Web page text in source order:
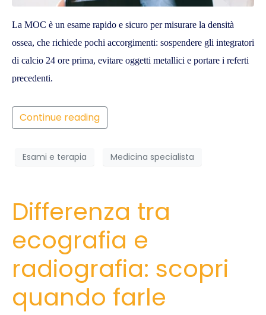
La MOC è un esame rapido e sicuro per misurare la densità
ossea, che richiede pochi accorgimenti: sospendere gli integratori
di calcio 24 ore prima, evitare oggetti metallici e portare i referti
precedenti.
Continue reading
Esami e terapia Medicina specialista
Differenza tra
ecografia e
radiografia: scopri
quando farle